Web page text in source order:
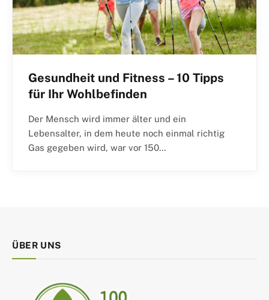
Gesundheit und Fitness – 10 Tipps
für Ihr Wohlbefinden
Der Mensch wird immer älter und ein
Lebensalter, in dem heute noch einmal richtig
Gas gegeben wird, war vor 150…
ÜBER UNS